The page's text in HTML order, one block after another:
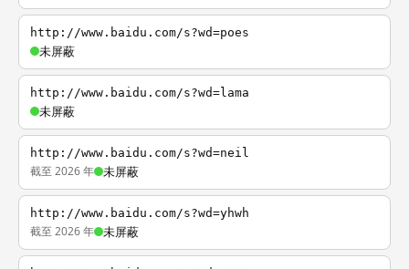
http://www.baidu.com/s?wd=poes
未屏蔽
http://www.baidu.com/s?wd=lama
未屏蔽
http://www.baidu.com/s?wd=neil
截至 2026 年 未屏蔽
http://www.baidu.com/s?wd=yhwh
截至 2026 年 未屏蔽